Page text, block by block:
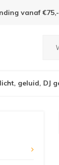
zelfde dag
geluid, DJ